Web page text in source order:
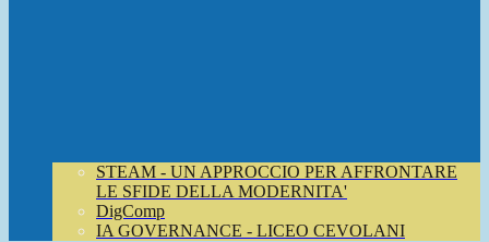
STEAM - UN APPROCCIO PER AFFRONTARE
LE SFIDE DELLA MODERNITA'
DigComp
IA GOVERNANCE - LICEO CEVOLANI